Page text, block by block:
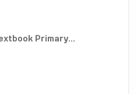
Primary...